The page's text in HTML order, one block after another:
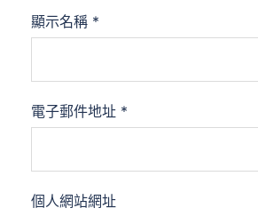
顯示名稱 *
電子郵件地址 *
個人網站網址